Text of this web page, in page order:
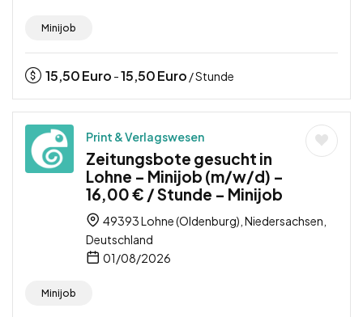
Minijob
15,50Euro -15,50Euro / Stunde
Print & Verlagswesen
Zeitungsbote gesucht in
Lohne – Minijob (m/w/d) –
16,00 € / Stunde – Minijob
49393 Lohne (Oldenburg), Niedersachsen,
Deutschland
01/08/2026
Minijob